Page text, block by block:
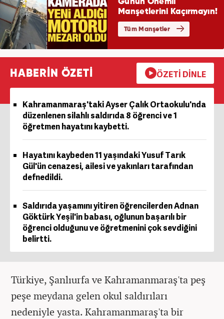
HABERİN ÖZETİ ÖZETİ DİNLE
Kahramanmaraş'taki Ayser Çalık Ortaokulu'nda
düzenlenen silahlı saldırıda 8 öğrenci ve 1
öğretmen hayatını kaybetti.
Hayatını kaybeden 11 yaşındaki Yusuf Tarık
Gül'ün cenazesi, ailesi ve yakınları tarafından
defnedildi.
Saldırıda yaşamını yitiren öğrencilerden Adnan
Göktürk Yeşil'in babası, oğlunun başarılı bir
öğrenci olduğunu ve öğretmenini çok sevdiğini
belirtti.
Türkiye, Şanlıurfa ve Kahramanmaraş'ta peş
peşe meydana gelen okul saldırıları
nedeniyle yasta. Kahramanmaraş'ta bir